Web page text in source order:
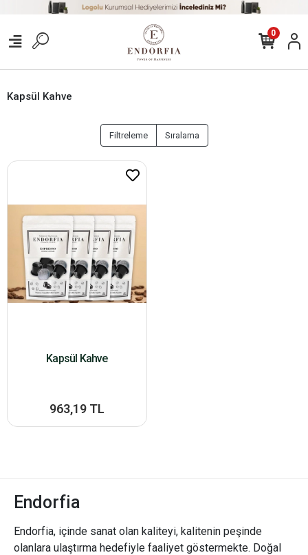
0
Kapsül Kahve
Filtreleme Sıralama
Kapsül Kahve
963,19 TL
Endorfia
Endorfia, içinde sanat olan kaliteyi, kalitenin peşinde
olanlara ulaştırma hedefiyle faaliyet göstermekte. Doğal